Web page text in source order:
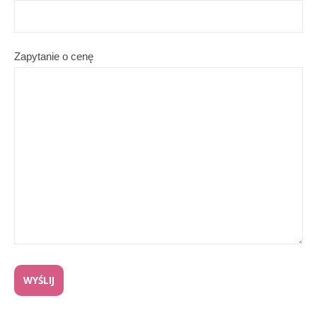
Zapytanie o cenę